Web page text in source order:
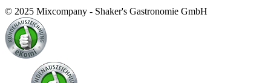
© 2025 Mixcompany - Shaker's Gastronomie GmbH